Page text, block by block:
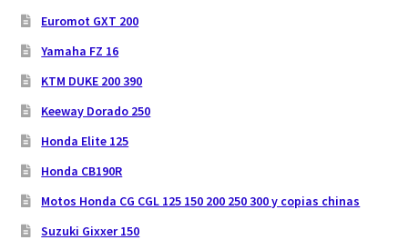
Euromot GXT 200
Yamaha FZ 16
KTM DUKE 200 390
Keeway Dorado 250
Honda Elite 125
Honda CB190R
Motos Honda CG CGL 125 150 200 250 300 y copias chinas
Suzuki Gixxer 150